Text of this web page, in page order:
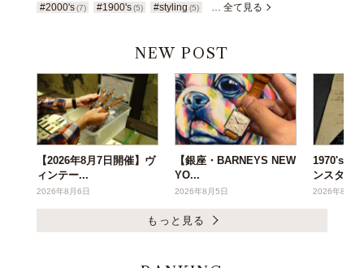
#2000's (7) #1900's(5) #styling (5) … 全て見る
NEW POST
【2026年8月7日開催】ヴ
ィンテー...
2026年8月6日
【銀座・BARNEYS NEW
YO...
2026年8月5日
1970's ヴ
ンスタ...
2026年8月3
もっと見る